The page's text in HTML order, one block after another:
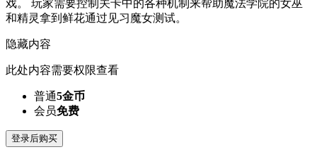
戏。 玩家需要控制关卡中的各种机制来帮助魔法学院的女巫
和精灵拿到鲜花通过见习魔女测试。
隐藏内容
此处内容需要权限查看
普通5金币
会员免费
登录后购买